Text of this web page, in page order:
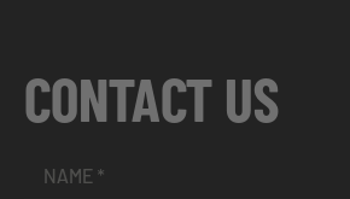
CONTACT US